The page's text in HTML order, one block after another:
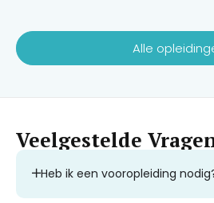
Alle
Veelgestelde
Heb ik een vooropleiding